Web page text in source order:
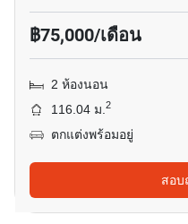
฿75,000/เดือน
2 ห้องนอน
116.04 ม.2
ตกแต่งพร้อมอยู่
สอบ